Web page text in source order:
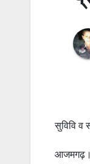
सुविवि व
आजमगढ़।